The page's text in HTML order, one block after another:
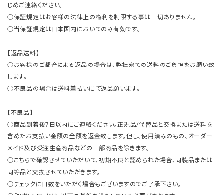
じめご連絡ください。
○保証規定はお客様の法律上の権利を制限する事は一切ありません。
○当保証規定は日本国内においてのみ有効です。
【返品送料】
○お客様のご都合による返品の場合は、弊社宛ての送料のご負担をお願い致
します。
○不良品の場合は送料着払いにて返品願います。
【不良品】
○商品到着後7日以内にご連絡ください。正規品/代替品と交換または送料を
含めたお支払い金額の全額を返金致します。但し、使用済みのもの、オーダー
メイド及び受注生産商品などの一部商品を除きます。
○こちらで確認させていただいて、初期不良と認められた場合、同製品または
同等品と交換させていただきます。
○チェックに日数をいただく場合もございますのでご了承下さい。